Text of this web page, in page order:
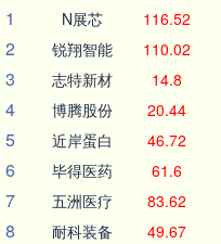
1
N展芯 116.52
2 锐翔智能 110.02
3 志特新材 14.8
4 博腾股份 20.44
5 近岸蛋白 46.72
6 毕得医药 61.6
7 五洲医疗 83.62
8 耐科装备 49.67